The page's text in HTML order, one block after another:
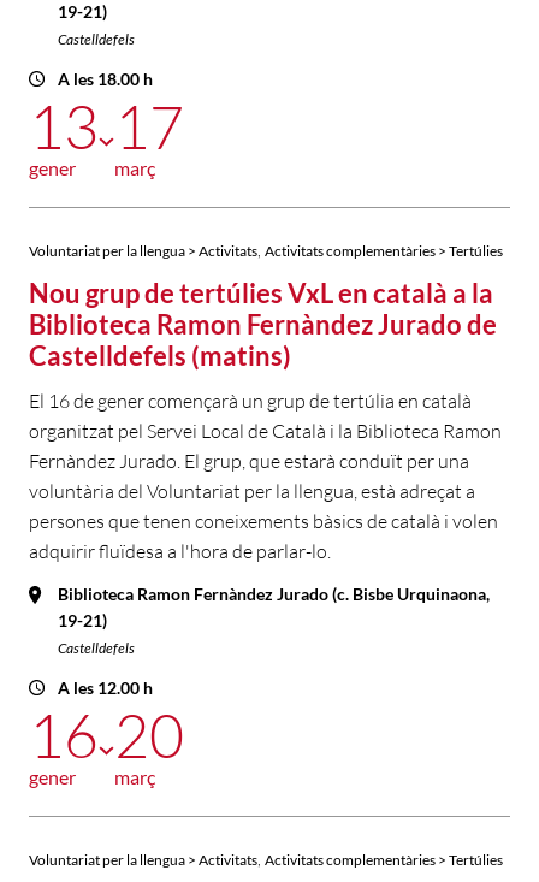
19-21)
Castelldefels
A les 18.00 h
13
gener
17
març
Voluntariat per la llengua > Activitats Activitats complementàries > Tertúlies
Nou grup de tertúlies VxL en català a la
Biblioteca Ramon Fernàndez Jurado de
Castelldefels (matins)
El 16 de gener començarà un grup de tertúlia en català
organitzat pel Servei Local de Català i la Biblioteca Ramon
Fernàndez Jurado. El grup, que estarà conduït per una
voluntària del Voluntariat per la llengua, està adreçat a
persones que tenen coneixements bàsics de català i volen
adquirir fluïdesa a l'hora de parlar-lo.
Biblioteca Ramon Fernàndez Jurado (c. Bisbe Urquinaona,
19-21)
Castelldefels
A les 12.00 h
16
gener
20
març
Voluntariat per la llengua > Activitats Activitats complementàries > Tertúlies